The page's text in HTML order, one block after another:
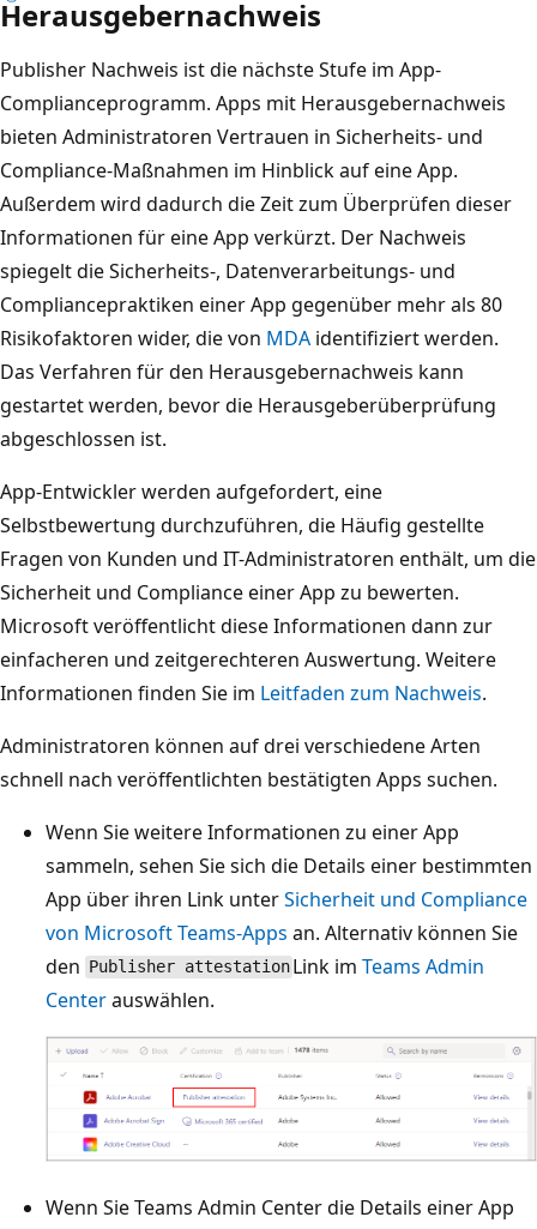
Herausgebernachweis
Publisher Nachweis ist die nächste Stufe im App-
Complianceprogramm. Apps mit Herausgebernachweis
bieten Administratoren Vertrauen in Sicherheits- und
Compliance-Maßnahmen im Hinblick auf eine App.
Außerdem wird dadurch die Zeit zum Überprüfen dieser
Informationen für eine App verkürzt. Der Nachweis
spiegelt die Sicherheits-, Datenverarbeitungs- und
Compliancepraktiken einer App gegenüber mehr als 80
Risikofaktoren wider, die von MDA identifiziert werden.
Das Verfahren für den Herausgebernachweis kann
gestartet werden, bevor die Herausgeberüberprüfung
abgeschlossen ist.
App-Entwickler werden aufgefordert, eine
Selbstbewertung durchzuführen, die Häufig gestellte
Fragen von Kunden und IT-Administratoren enthält, um die
Sicherheit und Compliance einer App zu bewerten.
Microsoft veröffentlicht diese Informationen dann zur
einfacheren und zeitgerechteren Auswertung. Weitere
Informationen finden Sie im Leitfaden zum Nachweis.
Administratoren können auf drei verschiedene Arten
schnell nach veröffentlichten bestätigten Apps suchen.
Wenn Sie weitere Informationen zu einer App
sammeln, sehen Sie sich die Details einer bestimmten
App über ihren Link unterSicherheit und Compliance
von Microsoft Teams-Apps an. Alternativ können Sie
den Publisher attestation Link imTeams Admin
Centerauswählen.
Wenn Sie Teams Admin Center die Details einer App